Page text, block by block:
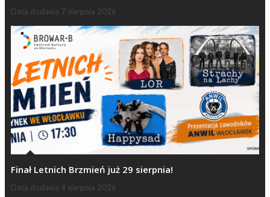
Data dodania 7 sierpnia 2026
Finał Letnich Brzmień już 29 sierpnia!
Data dodania 4 sierpnia 2026